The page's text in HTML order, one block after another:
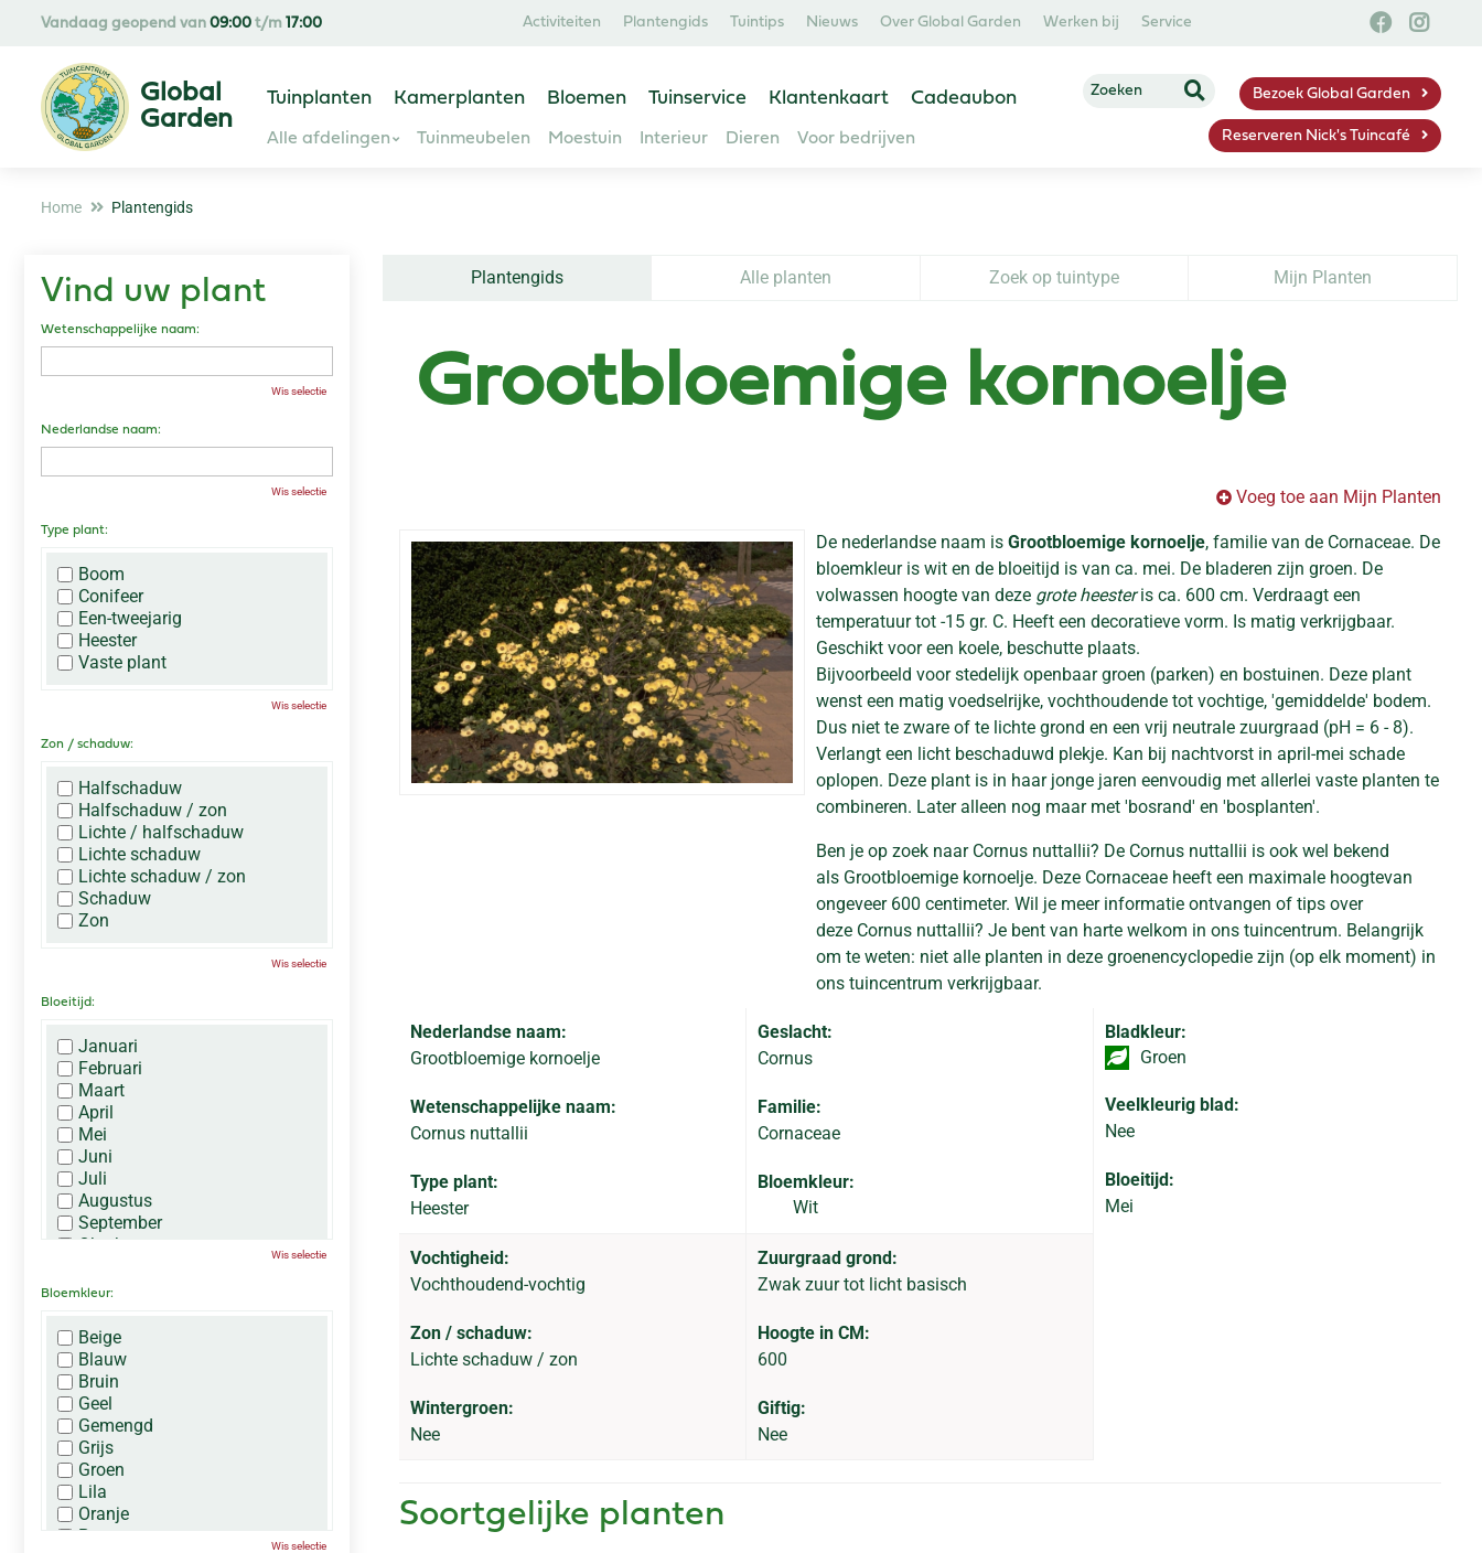
Home Plantengids
Vandaag geopend van 09:00 t/m 17:00 Activiteiten Plantengids Tuintips Nieuws Over Global Garden Werken bij Service
Tuinplanten Kamerplanten Bloemen Tuinservice Klantenkaart Cadeaubon
Alle afdelingen Tuinmeubelen Moestuin Interieur Dieren Voor bedrijven
Bezoek Global Garden
Reserveren Nick's Tuincafé
Plantengids Alle planten Zoek op tuintype Mijn Planten
Grootbloemige kornoelje
Voeg toe aan Mijn Planten
De nederlandse naam is Grootbloemige kornoelje, familie van de Cornaceae. De
bloemkleur is wit en de bloeitijd is van ca. mei. De bladeren zijn groen. De
volwassen hoogte van deze grote heesteris ca. 600 cm. Verdraagt een
temperatuur tot -15 gr. C. Heeft een decoratieve vorm. Is matig verkrijgbaar.
Geschikt voor een koele, beschutte plaats.
Bijvoorbeeld voor stedelijk openbaar groen (parken) en bostuinen. Deze plant
wenst een matig voedselrijke, vochthoudende tot vochtige, 'gemiddelde' bodem.
Dus niet te zware of te lichte grond en een vrij neutrale zuurgraad (pH = 6 - 8).
Verlangt een licht beschaduwd plekje. Kan bij nachtvorst in april-mei schade
oplopen. Deze plant is in haar jonge jaren eenvoudig met allerlei vaste planten te
combineren. Later alleen nog maar met 'bosrand' en 'bosplanten'.
Ben je op zoek naar Cornus nuttallii? De Cornus nuttallii is ook wel bekend
als Grootbloemige kornoelje. Deze Cornaceae heeft een maximale hoogtevan
ongeveer 600 centimeter. Wil je meer informatie ontvangen of tips over
deze Cornus nuttallii? Je bent van harte welkom in ons tuincentrum. Belangrijk
om te weten: niet alle planten in deze groenencyclopedie zijn (op elk moment) in
ons tuincentrum verkrijgbaar.
Nederlandse naam:
Grootbloemige kornoelje
Wetenschappelijke naam:
Cornus nuttallii
Type plant:
Heester
Geslacht:
Cornus
Familie:
Cornaceae
Bloemkleur:
Wit
Bladkleur:
Groen
Veelkleurig blad:
Nee
Bloeitijd:
Mei
Vochtigheid:
Vochthoudend-vochtig
Zon / schaduw:
Lichte schaduw / zon
Wintergroen:
Nee
Zuurgraad grond:
Zwak zuur tot licht basisch
Hoogte in CM:
600
Giftig:
Nee
Soortgelijke planten
Vind uw plant
Wetenschappelijke naam:
Wis selectie
Nederlandse naam:
Wis selectie
Type plant:
Boom
Conifeer
Een-tweejarig
Heester
Vaste plant
Wis selectie
Zon / schaduw:
Halfschaduw
Halfschaduw / zon
Lichte / halfschaduw
Lichte schaduw
Lichte schaduw / zon
Schaduw
Zon
Wis selectie
Bloeitijd:
Januari
Februari
Maart
April
Mei
Juni
Juli
Augustus
September
Oktober
December
Wis selectie
Bloemkleur:
Beige
Blauw
Bruin
Geel
Gemengd
Grijs
Groen
Lila
Oranje
Paars
Wis selectie